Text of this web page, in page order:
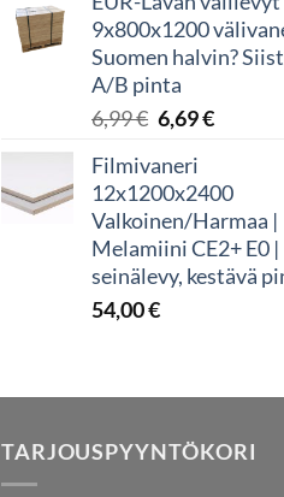
oli:
5,99 €.
on:
5,89 €.
9x800x1200
Suomen halvin?
A/B pinta
6,99€ Alkuperäinen
oli:
6,99 €.
6,69€
6,69 €.
Filmivaneri
12x1200x2400
Valkoinen/Harmaa |
Melamiini CE2+ E0 |
seinälevy, kestävä
54,00€
TARJOUSPYYNTÖKORI